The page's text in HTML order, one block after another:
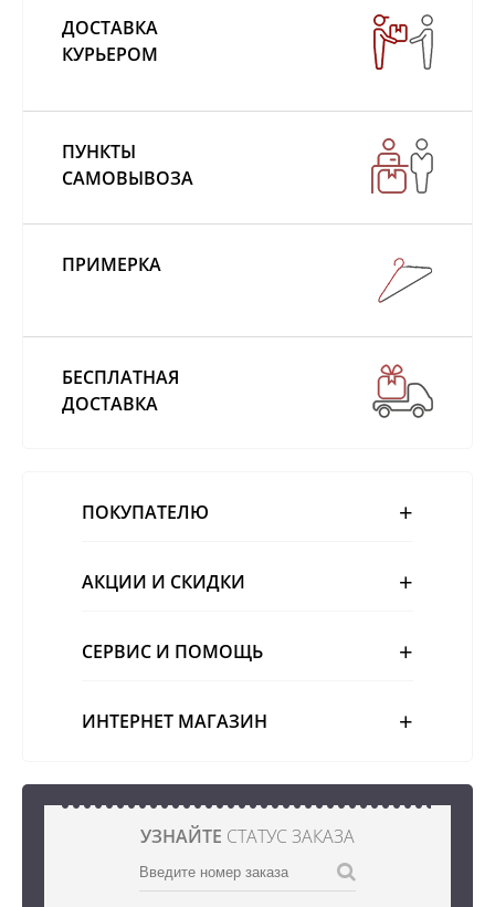
ДОСТАВКА
КУРЬЕРОМ
ПУНКТЫ
САМОВЫВОЗА
ПРИМЕРКА
БЕСПЛАТНАЯ
ДОСТАВКА
ПОКУПАТЕЛЮ
АКЦИИ И СКИДКИ
СЕРВИС И ПОМОЩЬ
ИНТЕРНЕТ МАГАЗИН
УЗНАЙТЕ СТАТУС ЗАКАЗА